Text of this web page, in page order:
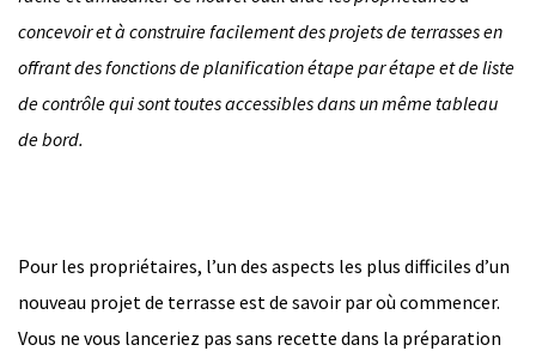
concevoir et à construire facilement des projets de terrasses en
offrant des fonctions de planification étape par étape et de liste
de contrôle qui sont toutes accessibles dans un même tableau
de bord.
Pour les propriétaires, l’un des aspects les plus difficiles d’un
nouveau projet de terrasse est de savoir par où commencer.
Vous ne vous lanceriez pas sans recette dans la préparation